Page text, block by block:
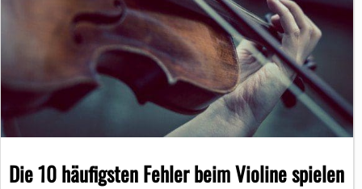
Die 10 häufigsten Fehler beim Violine spielen